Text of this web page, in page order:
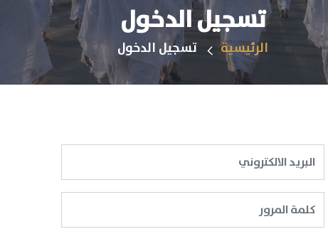
تسجيل الدخول
الرئيسية تسجيل الدخول